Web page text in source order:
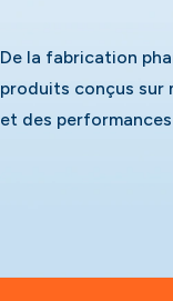
De la fabrication
produits conçus sur
et des